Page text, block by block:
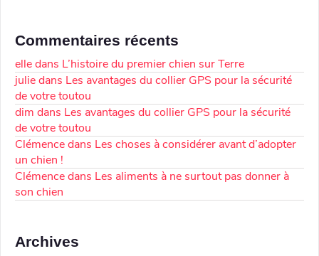
Commentaires récents
elledans L’histoire du premier chien sur Terre
juliedans Les avantages du collier GPS pour la sécurité
de votre toutou
dim dans Les avantages du collier GPS pour la sécurité
de votre toutou
Clémencedans Les choses à considérer avant d’adopter
un chien !
Clémencedans Les aliments à ne surtout pas donner à
son chien
Archives